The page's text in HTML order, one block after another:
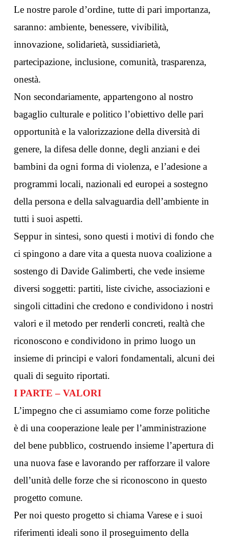
Le nostre parole d’ordine, tutte di pari importanza,
saranno: ambiente, benessere, vivibilità,
innovazione, solidarietà, sussidiarietà,
partecipazione, inclusione, comunità, trasparenza,
onestà.
Non secondariamente, appartengono al nostro
bagaglio culturale e politico l’obiettivo delle pari
opportunità e la valorizzazione della diversità di
genere, la difesa delle donne, degli anziani e dei
bambini da ogni forma di violenza, e l’adesione a
programmi locali, nazionali ed europei a sostegno
della persona e della salvaguardia dell’ambiente in
tutti i suoi aspetti.
Seppur in sintesi, sono questi i motivi di fondo che
ci spingono a dare vita a questa nuova coalizione a
sostengo di Davide Galimberti, che vede insieme
diversi soggetti: partiti, liste civiche, associazioni e
singoli cittadini che credono e condividono i nostri
valori e il metodo per renderli concreti, realtà che
riconoscono e condividono in primo luogo un
insieme di principi e valori fondamentali, alcuni dei
quali di seguito riportati.
I PARTE – VALORI
L’impegno che ci assumiamo come forze politiche
è di una cooperazione leale per l’amministrazione
del bene pubblico, costruendo insieme l’apertura di
una nuova fase e lavorando per rafforzare il valore
dell’unità delle forze che si riconoscono in questo
progetto comune.
Per noi questo progetto si chiama Varese e i suoi
riferimenti ideali sono il proseguimento della